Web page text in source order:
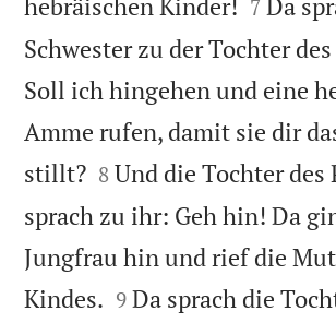
7
Schwester zu der Tochter
Soll ich hingehen und eine
Amme rufen, damit sie dir
stillt?
8 Und die Tochter des
sprach zu ihr: Geh hin! Da
Jungfrau hin und rief die
Kindes. 

9 Da sprach die